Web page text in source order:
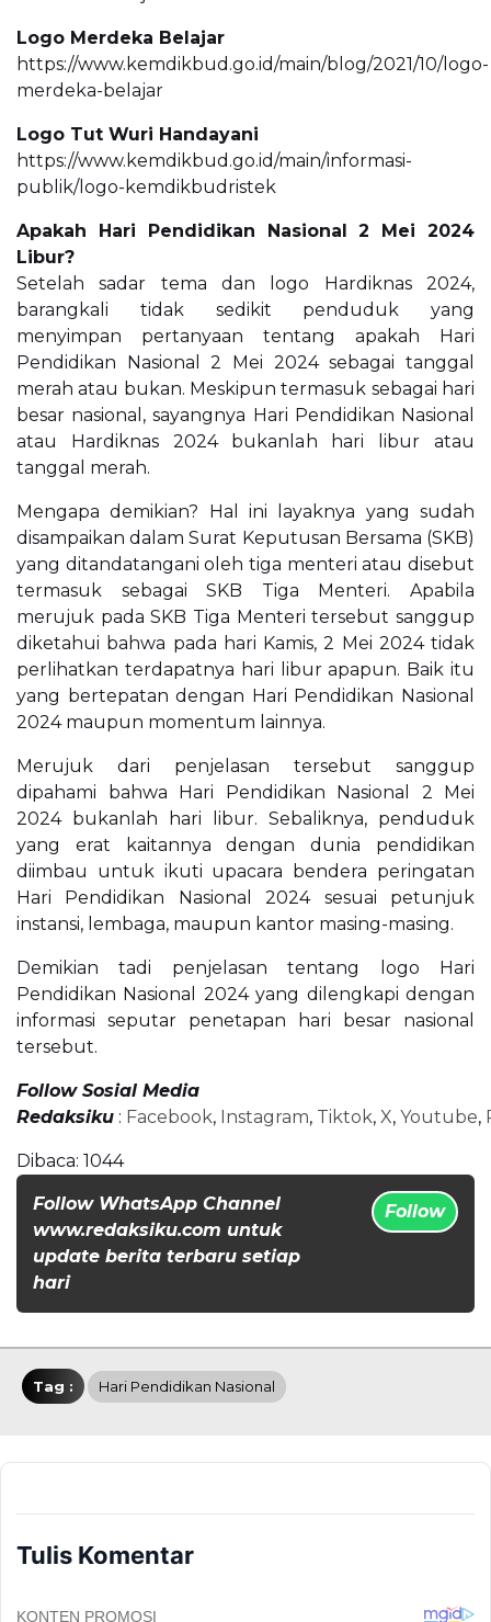
Logo Merdeka Belajar
https://www.kemdikbud.go.id/main/blog/2021/10/logo-
merdeka-belajar
Logo Tut Wuri Handayani
https://www.kemdikbud.go.id/main/informasi-
publik/logo-kemdikbudristek
Apakah Hari Pendidikan Nasional 2 Mei 2024
Libur?
Setelah sadar tema dan logo Hardiknas 2024,
barangkali tidak sedikit penduduk yang
menyimpan pertanyaan tentang apakah Hari
Pendidikan Nasional 2 Mei 2024 sebagai tanggal
merah atau bukan. Meskipun termasuk sebagai hari
besar nasional, sayangnya Hari Pendidikan Nasional
atau Hardiknas 2024 bukanlah hari libur atau
tanggal merah.
Mengapa demikian? Hal ini layaknya yang sudah
disampaikan dalam Surat Keputusan Bersama (SKB)
yang ditandatangani oleh tiga menteri atau disebut
termasuk sebagai SKB Tiga Menteri. Apabila
merujuk pada SKB Tiga Menteri tersebut sanggup
diketahui bahwa pada hari Kamis, 2 Mei 2024 tidak
perlihatkan terdapatnya hari libur apapun. Baik itu
yang bertepatan dengan Hari Pendidikan Nasional
2024 maupun momentum lainnya.
Merujuk dari penjelasan tersebut sanggup
dipahami bahwa Hari Pendidikan Nasional 2 Mei
2024 bukanlah hari libur. Sebaliknya, penduduk
yang erat kaitannya dengan dunia pendidikan
diimbau untuk ikuti upacara bendera peringatan
Hari Pendidikan Nasional 2024 sesuai petunjuk
instansi, lembaga, maupun kantor masing-masing.
Demikian tadi penjelasan tentang logo Hari
Pendidikan Nasional 2024 yang dilengkapi dengan
informasi seputar penetapan hari besar nasional
tersebut.
Follow Sosial Media
Redaksiku : Facebook, Instagram, Tiktok, X, Youtube,
Dibaca: 1044
Follow WhatsApp Channel
www.redaksiku.com untuk
update berita terbaru setiap
hari
Follow
Tag : Hari Pendidikan Nasional
Tulis Komentar